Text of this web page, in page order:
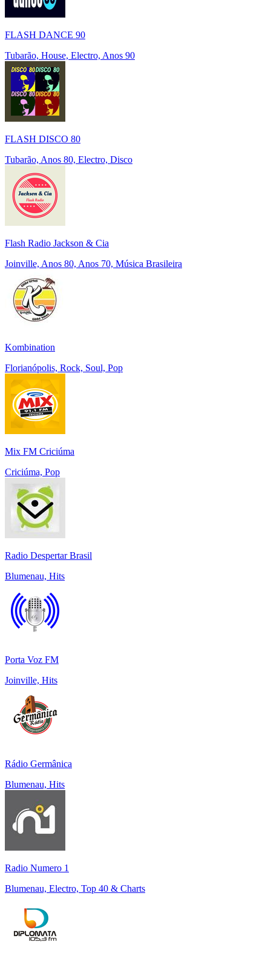
FLASH DANCE 90
Tubarão, House, Electro, Anos 90
FLASH DISCO 80
Tubarão, Anos 80, Electro, Disco
Flash Radio Jackson & Cia
Joinville, Anos 80, Anos 70, Música Brasileira
Kombination
Florianópolis, Rock, Soul, Pop
Mix FM Criciúma
Criciúma, Pop
Radio Despertar Brasil
Blumenau, Hits
Porta Voz FM
Joinville, Hits
Rádio Germânica
Blumenau, Hits
Radio Numero 1
Blumenau, Electro, Top 40 & Charts